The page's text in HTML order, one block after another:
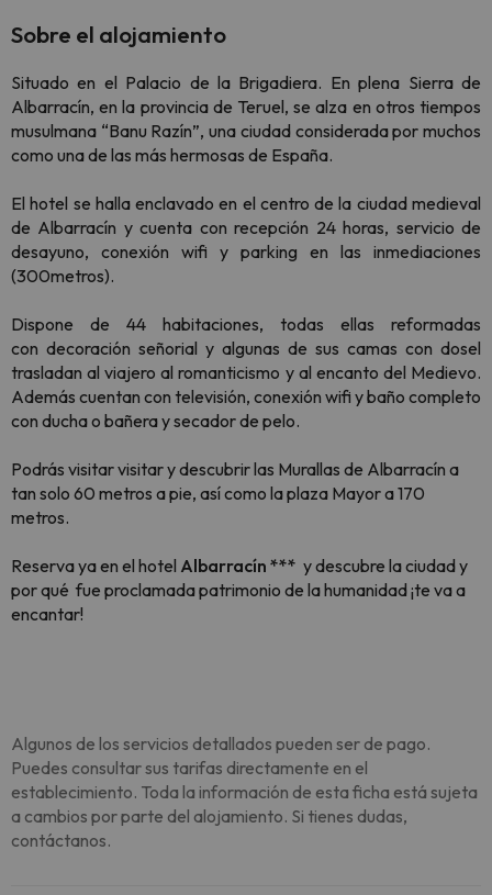
Sobre el alojamiento
Situado en el Palacio de la Brigadiera. En plena Sierra de
Albarracín, en la provincia de Teruel, se alza en otros tiempos
musulmana “Banu Razín”, una ciudad considerada por muchos
como una de las más hermosas de España.
El hotel se halla enclavado en el centro de la ciudad medieval
de Albarracín y cuenta con recepción 24 horas, servicio de
desayuno, conexión wifi y parking en las inmediaciones
(300metros).
Dispone de 44 habitaciones, todas ellas reformadas
con decoración señorial y algunas de sus camas con dosel
trasladan al viajero al romanticismo y al encanto del Medievo.
Además cuentan con televisión, conexión wifi y baño completo
con ducha o bañera y secador de pelo.
Podrás visitar visitar y descubrir las Murallas de Albarracín a
tan solo 60 metros a pie, así como la plaza Mayor a 170
metros.
Reserva ya en el hotel Albarracín *** y descubre la ciudad y
por qué fue proclamada patrimonio de la humanidad ¡te va a
encantar!
Algunos de los servicios detallados pueden ser de pago.
Puedes consultar sus tarifas directamente en el
establecimiento. Toda la información de esta ficha está sujeta
a cambios por parte del alojamiento. Si tienes dudas,
contáctanos.